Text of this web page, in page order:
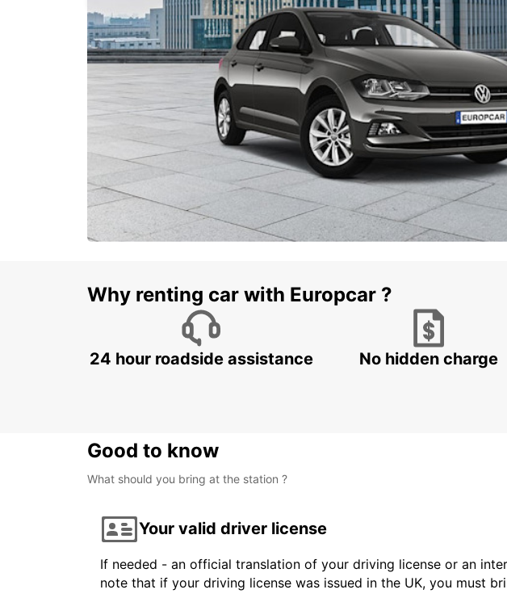
Why renting car with Europcar ?
24 hour roadside assistance No hidden charge
Good to know
What should you bring at the station ?
Your valid driver license
If needed - an official translation of your driving license or an
note that if your driving license was issued in the UK, you must